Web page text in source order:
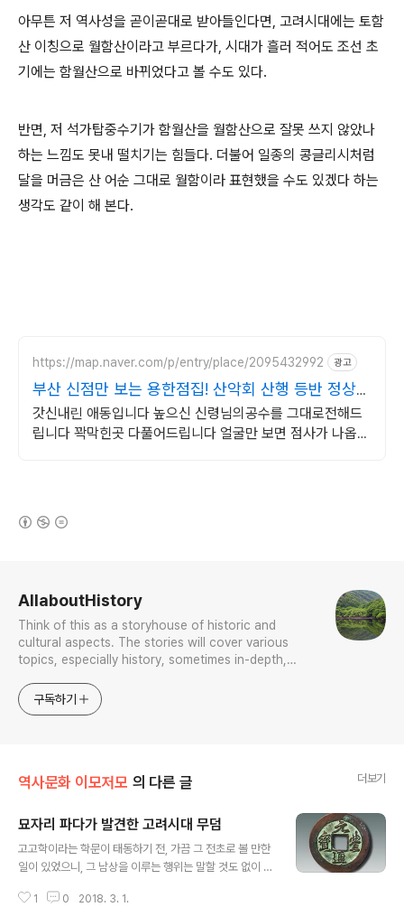
아무튼 저 역사성을 곧이곧대로 받아들인다면, 고려시대에는 토함
산 이칭으로 월함산이라고 부르다가, 시대가 흘러 적어도 조선 초
기에는 함월산으로 바뀌었다고 볼 수도 있다.
반면, 저 석가탑중수기가 함월산을 월함산으로 잘못 쓰지 않았나
하는 느낌도 못내 떨치기는 힘들다. 더불어 일종의 콩글리시처럼
달을 머금은 산 어순 그대로 월함이라 표현했을 수도 있겠다 하는
생각도 같이 해 본다.
https://map.naver.com/p/entry/place/2095432992 광고
부산 신점만 보는 용한점집! 산악회 산행 등반 정상등
정
갓신내린 애동입니다 높으신 신령님의공수를 그대로전해드
립니다 꽉막힌곳 다풀어드립니다 얼굴만 보면 점사가 나옵니
AllaboutHistory
Think of this as a storyhouse of historic and
cultural aspects. The stories will cover various
topics, especially history, sometimes in-depth,
approach will be to resist any common sense or
generalized viewpoint
구독하기
역사문화 이모저모 의 다른 글 더보기
묘자리 파다가 발견한 고려시대 무덤
고고학이라는 학문이 태동하기 전, 가끔 그 전초로 볼 만한
일이 있었으니, 그 남상을 이루는 행위는 말할 것도 없이 도
러 있었으니, 조선말 영의정까지 역임한 이유원(李裕元, 1
1 0 2018. 3. 1.